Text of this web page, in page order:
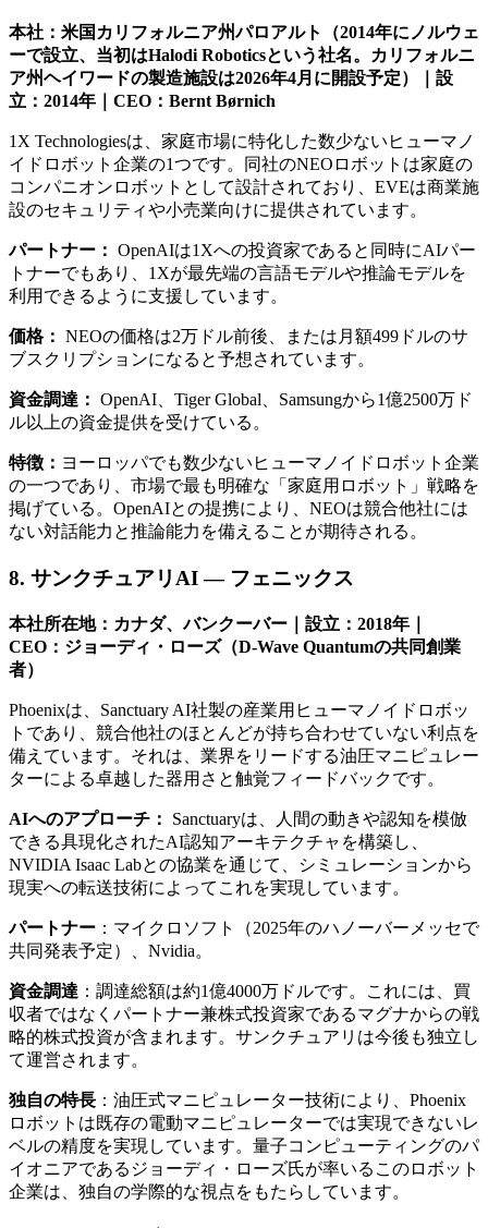
本社：米国カリフォルニア州パロアルト（2014年にノルウェ
ーで設立、当初はHalodi Roboticsという社名。カリフォルニ
ア州ヘイワードの製造施設は2026年4月に開設予定）｜設
立：2014年｜CEO：Bernt Børnich
1X Technologiesは、家庭市場に特化した数少ないヒューマノ
イドロボット企業の1つです。同社のNEOロボットは家庭の
コンパニオンロボットとして設計されており、EVEは商業施
設のセキュリティや小売業向けに提供されています。
パートナー： OpenAIは1Xへの投資家であると同時にAIパー
トナーでもあり、1Xが最先端の言語モデルや推論モデルを
利用できるように支援しています。
価格： NEOの価格は2万ドル前後、または月額499ドルのサ
ブスクリプションになると予想されています。
資金調達： OpenAI、Tiger Global、Samsungから1億2500万ド
ル以上の資金提供を受けている。
特徴： ヨーロッパでも数少ないヒューマノイドロボット企業
の一つであり、市場で最も明確な「家庭用ロボット」戦略を
掲げている。OpenAIとの提携により、NEOは競合他社には
ない対話能力と推論能力を備えることが期待される。
8. サンクチュアリAI — フェニックス
本社所在地：カナダ、バンクーバー｜設立：2018年｜
CEO：ジョーディ・ローズ（D-Wave Quantumの共同創業
者）
Phoenixは、Sanctuary AI社製の産業用ヒューマノイドロボッ
トであり、競合他社のほとんどが持ち合わせていない利点を
備えています。それは、業界をリードする油圧マニピュレー
ターによる卓越した器用さと触覚フィードバックです。
AIへのアプローチ：
Sanctuaryは、人間の動きや認知を模倣
できる具現化されたAI認知アーキテクチャを構築し、
NVIDIA Isaac Labとの協業を通じて、シミュレーションから
現実への転送技術によってこれを実現しています。
パートナー ：マイクロソフト（2025年のハノーバーメッセで
共同発表予定）、Nvidia。
資金調達 ：調達総額は約1億4000万ドルです。これには、買
収者ではなくパートナー兼株式投資家であるマグナからの戦
略的株式投資が含まれます。サンクチュアリは今後も独立し
て運営されます。
独自の特長 ：油圧式マニピュレーター技術により、Phoenix
ロボットは既存の電動マニピュレーターでは実現できないレ
ベルの精度を実現しています。量子コンピューティングのパ
イオニアであるジョーディ・ローズ氏が率いるこのロボット
企業は、独自の学際的な視点をもたらしています。